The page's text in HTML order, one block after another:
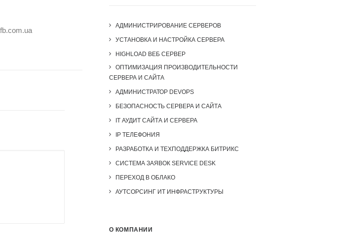
АДМИНИСТРИРОВАНИЕ СЕРВЕРОВ
УСТАНОВКА И НАСТРОЙКА СЕРВЕРА
HIGHLOAD ВЕБ СЕРВЕР
ОПТИМИЗАЦИЯ ПРОИЗВОДИТЕЛЬНОСТИ
СЕРВЕРА И САЙТА
АДМИНИСТРАТОР DEVOPS
БЕЗОПАСНОСТЬ СЕРВЕРА И САЙТА
IT АУДИТ САЙТА И СЕРВЕРА
IP ТЕЛЕФОНИЯ
РАЗРАБОТКА И ТЕХПОДДЕРЖКА БИТРИКС
СИСТЕМА ЗАЯВОК SERVICE DESK
ПЕРЕХОД В ОБЛАКО
АУТСОРСИНГ ИТ ИНФРАСТРУКТУРЫ
О КОМПАНИИ